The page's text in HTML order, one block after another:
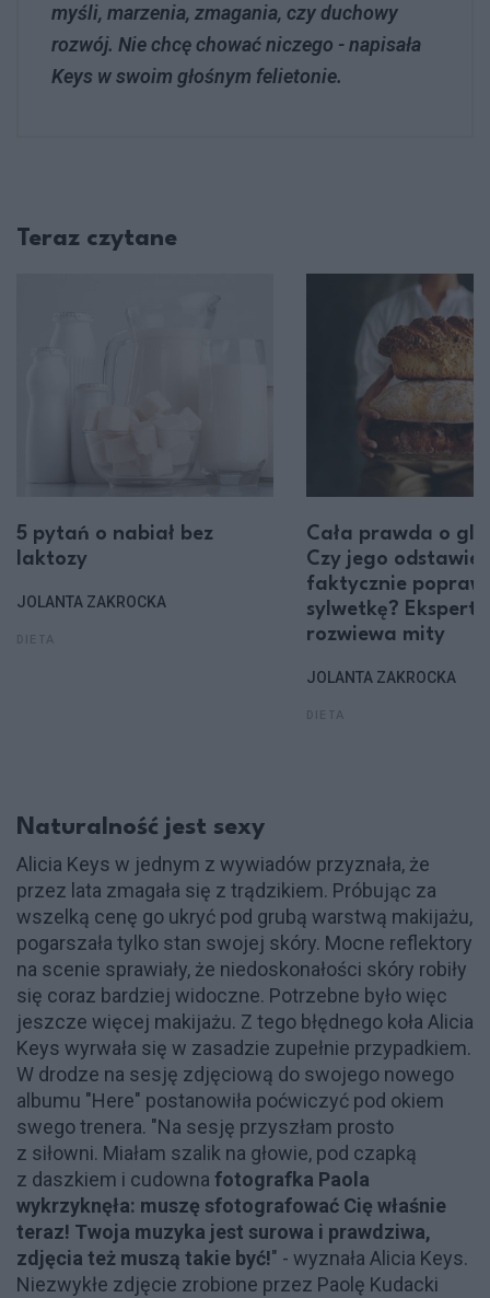
myśli, marzenia, zmagania, czy duchowy
rozwój. Nie chcę chować niczego - napisała
Keys w swoim głośnym felietonie.
Teraz czytane
5 pytań o nabiał bez
laktozy
JOLANTA ZAKROCKA
Cała prawda o
Czy jego
faktycznie poprawi
sylwetkę?
rozwiewa mity
JOLANTA ZAKROCKA
Naturalność jest sexy
Alicia Keys w jednym z wywiadów przyznała, że
przez lata zmagała się z trądzikiem. Próbując za
wszelką cenę go ukryć pod grubą warstwą makijażu,
pogarszała tylko stan swojej skóry. Mocne reflektory
na scenie sprawiały, że niedoskonałości skóry robiły
się coraz bardziej widoczne. Potrzebne było więc
jeszcze więcej makijażu. Z tego błędnego koła Alicia
Keys wyrwała się w zasadzie zupełnie przypadkiem.
W drodze na sesję zdjęciową do swojego nowego
albumu "Here" postanowiła poćwiczyć pod okiem
swego trenera. "Na sesję przyszłam prosto
z siłowni. Miałam szalik na głowie, pod czapką
z daszkiem i cudowna fotografka Paola
wykrzyknęła: muszę sfotografować Cię właśnie
teraz! Twoja muzyka jest surowa i prawdziwa,
zdjęcia też muszą takie być!" - wyznała Alicia Keys.
Niezwykłe zdjęcie zrobione przez Paolę Kudacki